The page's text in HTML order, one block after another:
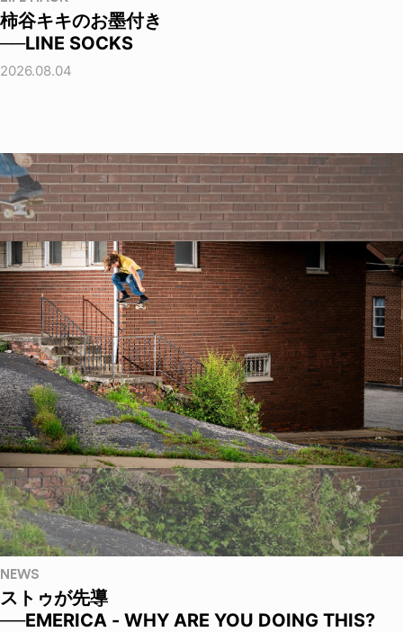
柿谷キキのお墨付き
──LINE SOCKS
2026.08.04
NEWS
ストゥが先導
──EMERICA - WHY ARE YOU DOING THIS?